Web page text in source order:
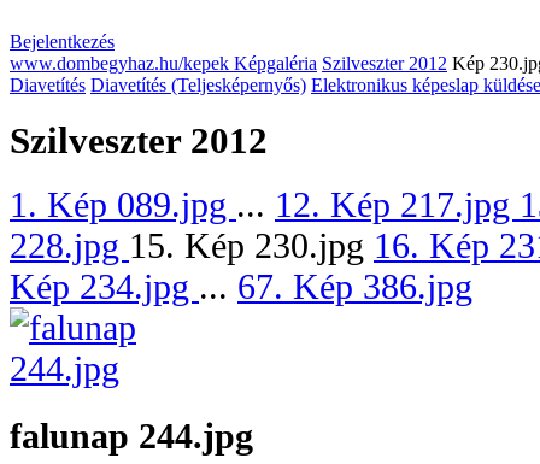
Bejelentkezés
www.dombegyhaz.hu/kepek Képgaléria Szilveszter 2012 Kép
Diavetítés Diavetítés (Teljesképernyős) Elektronikus képeslap
Szilveszter 2012
1. Kép 089.jpg ... 12. Kép 217.jpg
228.jpg 15. Kép 230.jpg 16. Kép
Kép 234.jpg ... 67. Kép 386.jpg
falunap 244.jpg